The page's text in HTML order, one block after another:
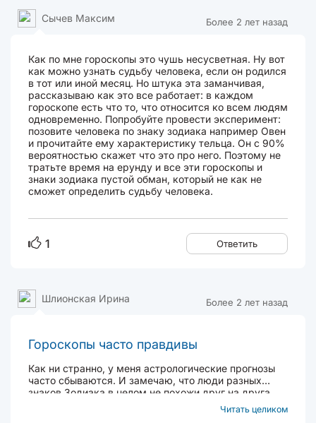
Более 2 лет назад
Сычев Максим
Как по мне гороскопы это чушь несусветная. Ну вот
как можно узнать судьбу человека, если он родился
в тот или иной месяц. Но штука эта заманчивая,
рассказываю как это все работает: в каждом
гороскопе есть что то, что относится ко всем людям
одновременно. Попробуйте провести эксперимент:
позовите человека по знаку зодиака например Овен
и прочитайте ему характеристику тельца. Он с 90%
вероятностью скажет что это про него. Поэтому не
тратьте время на ерунду и все эти гороскопы и
знаки зодиака пустой обман, который не как не
сможет определить судьбу человека.
1 Ответить
Более 2 лет назад
Шлионская Ирина
Гороскопы часто правдивы
Как ни странно, у меня астрологические прогнозы
часто сбываются. И замечаю, что люди разных
знаков Зодиака в целом не похожи друг на друга.
Скорпионы, например, чаще всего агрессивные и
взрывные, а Водолеи обладают глубиной и
Читать целиком